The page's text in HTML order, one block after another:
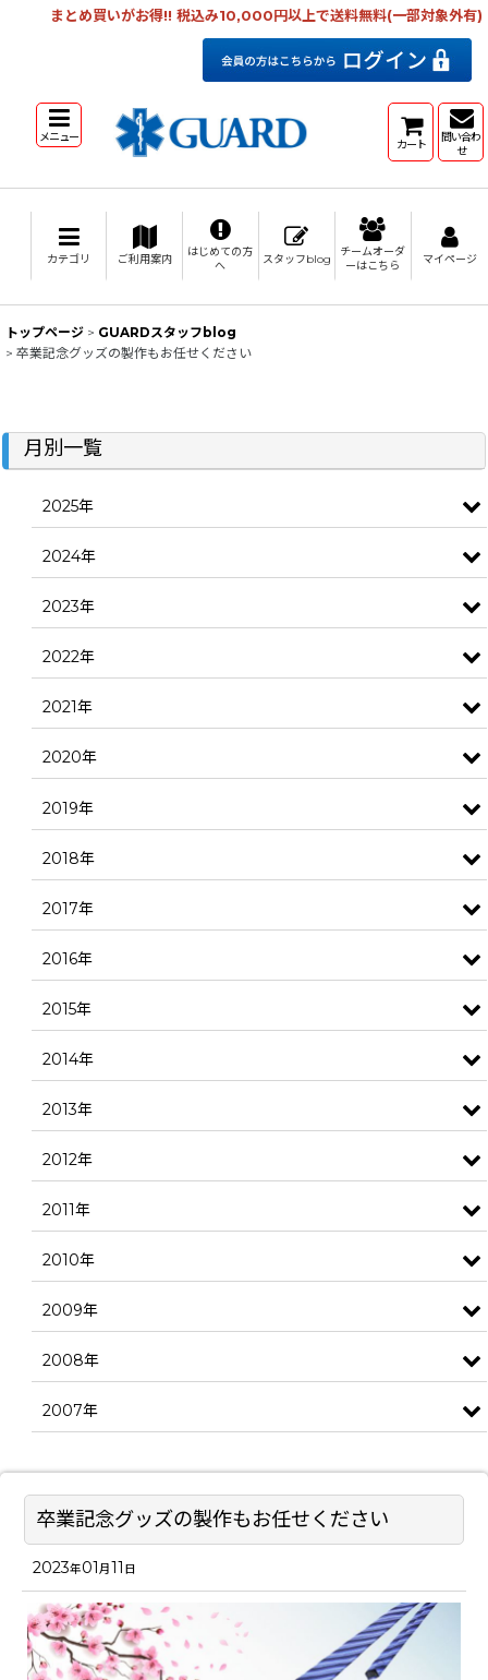
まとめ買いがお得!! 税込み10,000円以上で送料無料(一部対象外有)
メニュー カート
問い合わ
せ
カテゴリ ご利用案内
はじめての方
へ
スタッフblog
チームオーダ
ーはこちら
マイページ
トップページ > GUARDスタッフblog
> 卒業記念グッズの製作もお任せください
卒業記念グッズの製作もお任せください
2023年01月11 日
月別一覧
2025年
2024年
2023年
2022年
2021年
2020年
2019年
2018年
2017年
2016年
2015年
2014年
2013年
2012年
2011年
2010年
2009年
2008年
2007年